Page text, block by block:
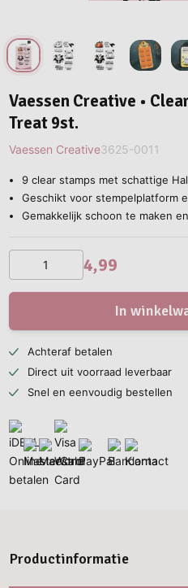
Vaessen Creative •
Treat 9st.
Vaessen Creative3625-0011
9 clear stamps met schattige
Geschikt voor stempelplatform
Gemakkelijk schoon te maken
4,99
In
Achteraf betalen
Direct uit voorraad leverbaar
Snel en eenvoudig bestellen
Productinformatie